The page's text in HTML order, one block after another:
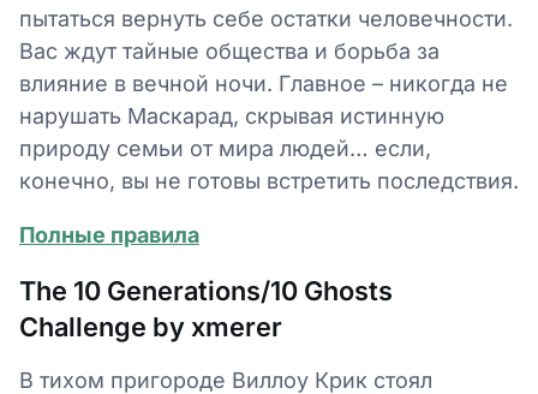
пытаться вернуть себе остатки человечности.
Вас ждут тайные общества и борьба за
влияние в вечной ночи. Главное – никогда не
нарушать Маскарад, скрывая истинную
природу семьи от мира людей… если,
конечно, вы не готовы встретить последствия.
Полные правила
The 10 Generations/10 Ghosts
Challenge by xmerer
В тихом пригороде Виллоу Крик стоял